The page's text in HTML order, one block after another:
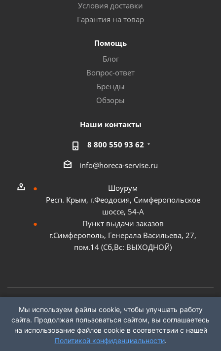
Условия доставки
Гарантия на товар
Помощь
Блог
Вопрос-ответ
Бренды
Обзоры
Наши контакты
8 800 550 93 62
info@horeca-servise.ru
Шоурум
Респ. Крым, г.Феодосия, Симферопольское
шоссе, 54-А
Пункт выдачи заказов
г.Симферополь, Генерала Васильева, 27,
пом.14 (Сб,Вс: ВЫХОДНОЙ)
2026 ©ГК "ХоРеКа Сервис"
Мы используем файлы cookie, чтобы улучшать работу
сайта. Продолжая пользоваться сайтом, вы соглашаетесь
на использование файлов cookie в соответствии с нашей
Политикой конфиденциальности.